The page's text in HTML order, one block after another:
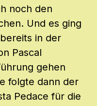
noch den
Und es ging
in der
Pascal
gehen
folgte dann der
Pedace für die